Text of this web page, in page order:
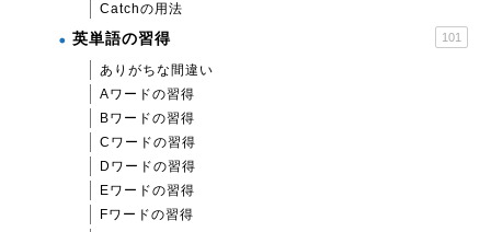
Catchの用法
英単語の習得 101
ありがちな間違い
Aワードの習得
Bワードの習得
Cワードの習得
Dワードの習得
Eワードの習得
Fワードの習得